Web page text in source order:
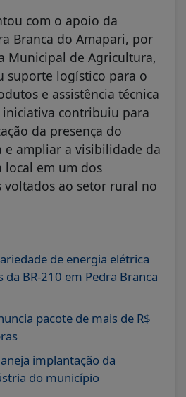
com o apoio da
Branca do Amapari, por
Municipal de Agricultura,
suporte logístico para o
e assistência técnica
contribuiu para
da presença do
ampliar a visibilidade da
local em um dos
voltados ao setor rural no
de energia elétrica
BR-210 em Pedra Branca
pacote de mais de R$
implantação da
do município